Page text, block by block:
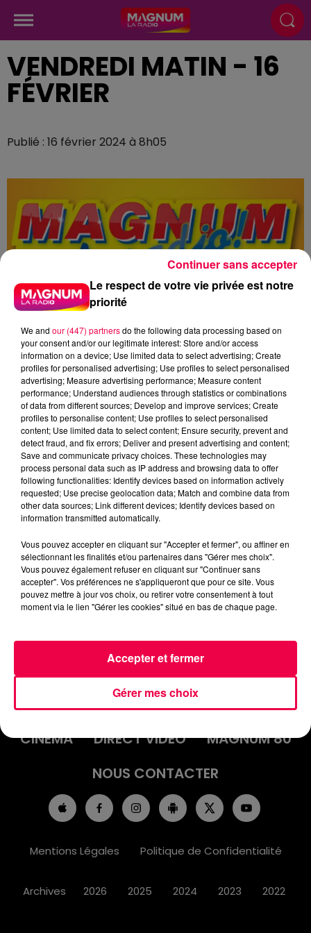
VENDREDI MATIN - 16
FÉVRIER
Publié : 16 février 2024 à 8h05
Flash infos
Crédit :Flash infos
INFOS
AGENDA
JEUX
PODCASTS
CINÉMA
DIRECT VIDÉO
MAGNUM 80
NOUS CONTACTER
Mentions Légales Politique de Confidentialité
Archives 2026 2025 2024 2023 2022
Le respect de votre vie privée est notre
priorité
We and our (447) partnersdo the following data processing based on
your consent and/or our legitimate interest: Store and/or access
information on a device; Use limited data to select advertising; Create
profiles for personalised advertising; Use profiles to select personalised
advertising; Measure advertising performance; Measure content
performance; Understand audiences through statistics or combinations
of data from different sources; Develop and improve services; Create
profiles to personalise content; Use profiles to select personalised
content; Use limited data to select content; Ensure security, prevent and
detect fraud, and fix errors; Deliver and present advertising and content;
Save and communicate privacy choices. These technologies may
process personal data such as IP address and browsing data to offer
following functionalities: Identify devices based on information actively
requested; Use precise geolocation data; Match and combine data from
other data sources; Link different devices; Identify devices based on
information transmitted automatically.
Vous pouvez accepter en cliquant sur "Accepter et fermer", ou affiner en
sélectionnant les finalités et/ou partenaires dans "Gérer mes choix".
Vous pouvez également refuser en cliquant sur "Continuer sans
accepter". Vos préférences ne s'appliqueront que pour ce site. Vous
pouvez mettre à jour vos choix, ou retirer votre consentement à tout
moment via le lien "Gérer les cookies" situé en bas de chaque page.
Gérer mes choix
Accepter et fermer
Continuer sans accepter